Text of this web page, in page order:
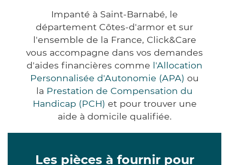
Impanté à Saint-Barnabé, le
département Côtes-d'armor et sur
l'ensemble de la France, Click&Care
vous accompagne dans vos demandes
d'aides financières comme l'Allocation
Personnalisée d'Autonomie (APA) ou
la Prestation de Compensation du
Handicap (PCH) et pour trouver une
aide à domicile qualifiée.
Les pièces à fournir pour